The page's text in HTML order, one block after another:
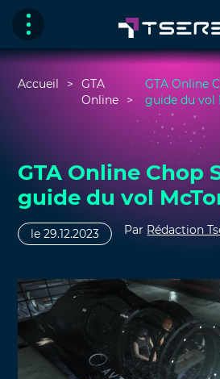
Accueil
GTA
Online
GTA Online
guide du vol
GTA Online Chop
guide du vol
le 29.12.2023 Par Rédaction